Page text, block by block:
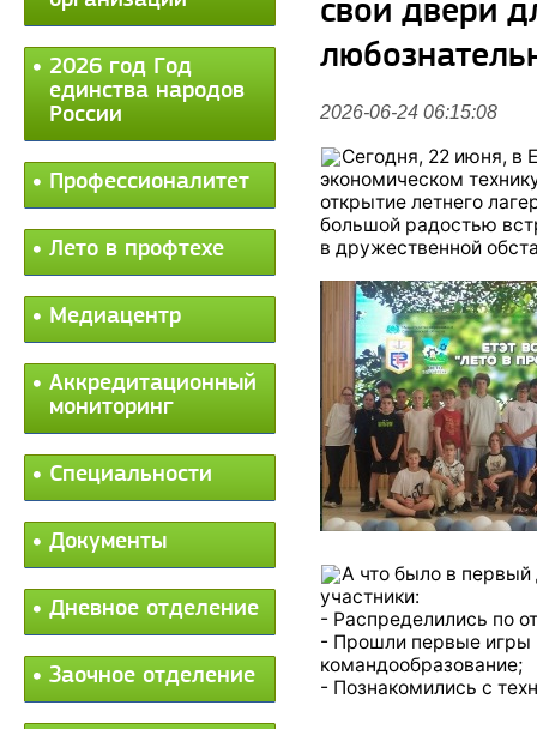
2026 год Год
единства народов
России
Профессионалитет
Лето в профтехе
Медиацентр
Аккредитационный
мониторинг
Специальности
Документы
Дневное отделение
Заочное отделение
свои двери
2026-06-24 06:15:08
Сегодня, 22 июня, в
экономическом
открытие летнего
большой радостью
в дружественной
️А что было в первый
участники:
- Распределились по
- Прошли первые игры
командообразование;
- Познакомились с